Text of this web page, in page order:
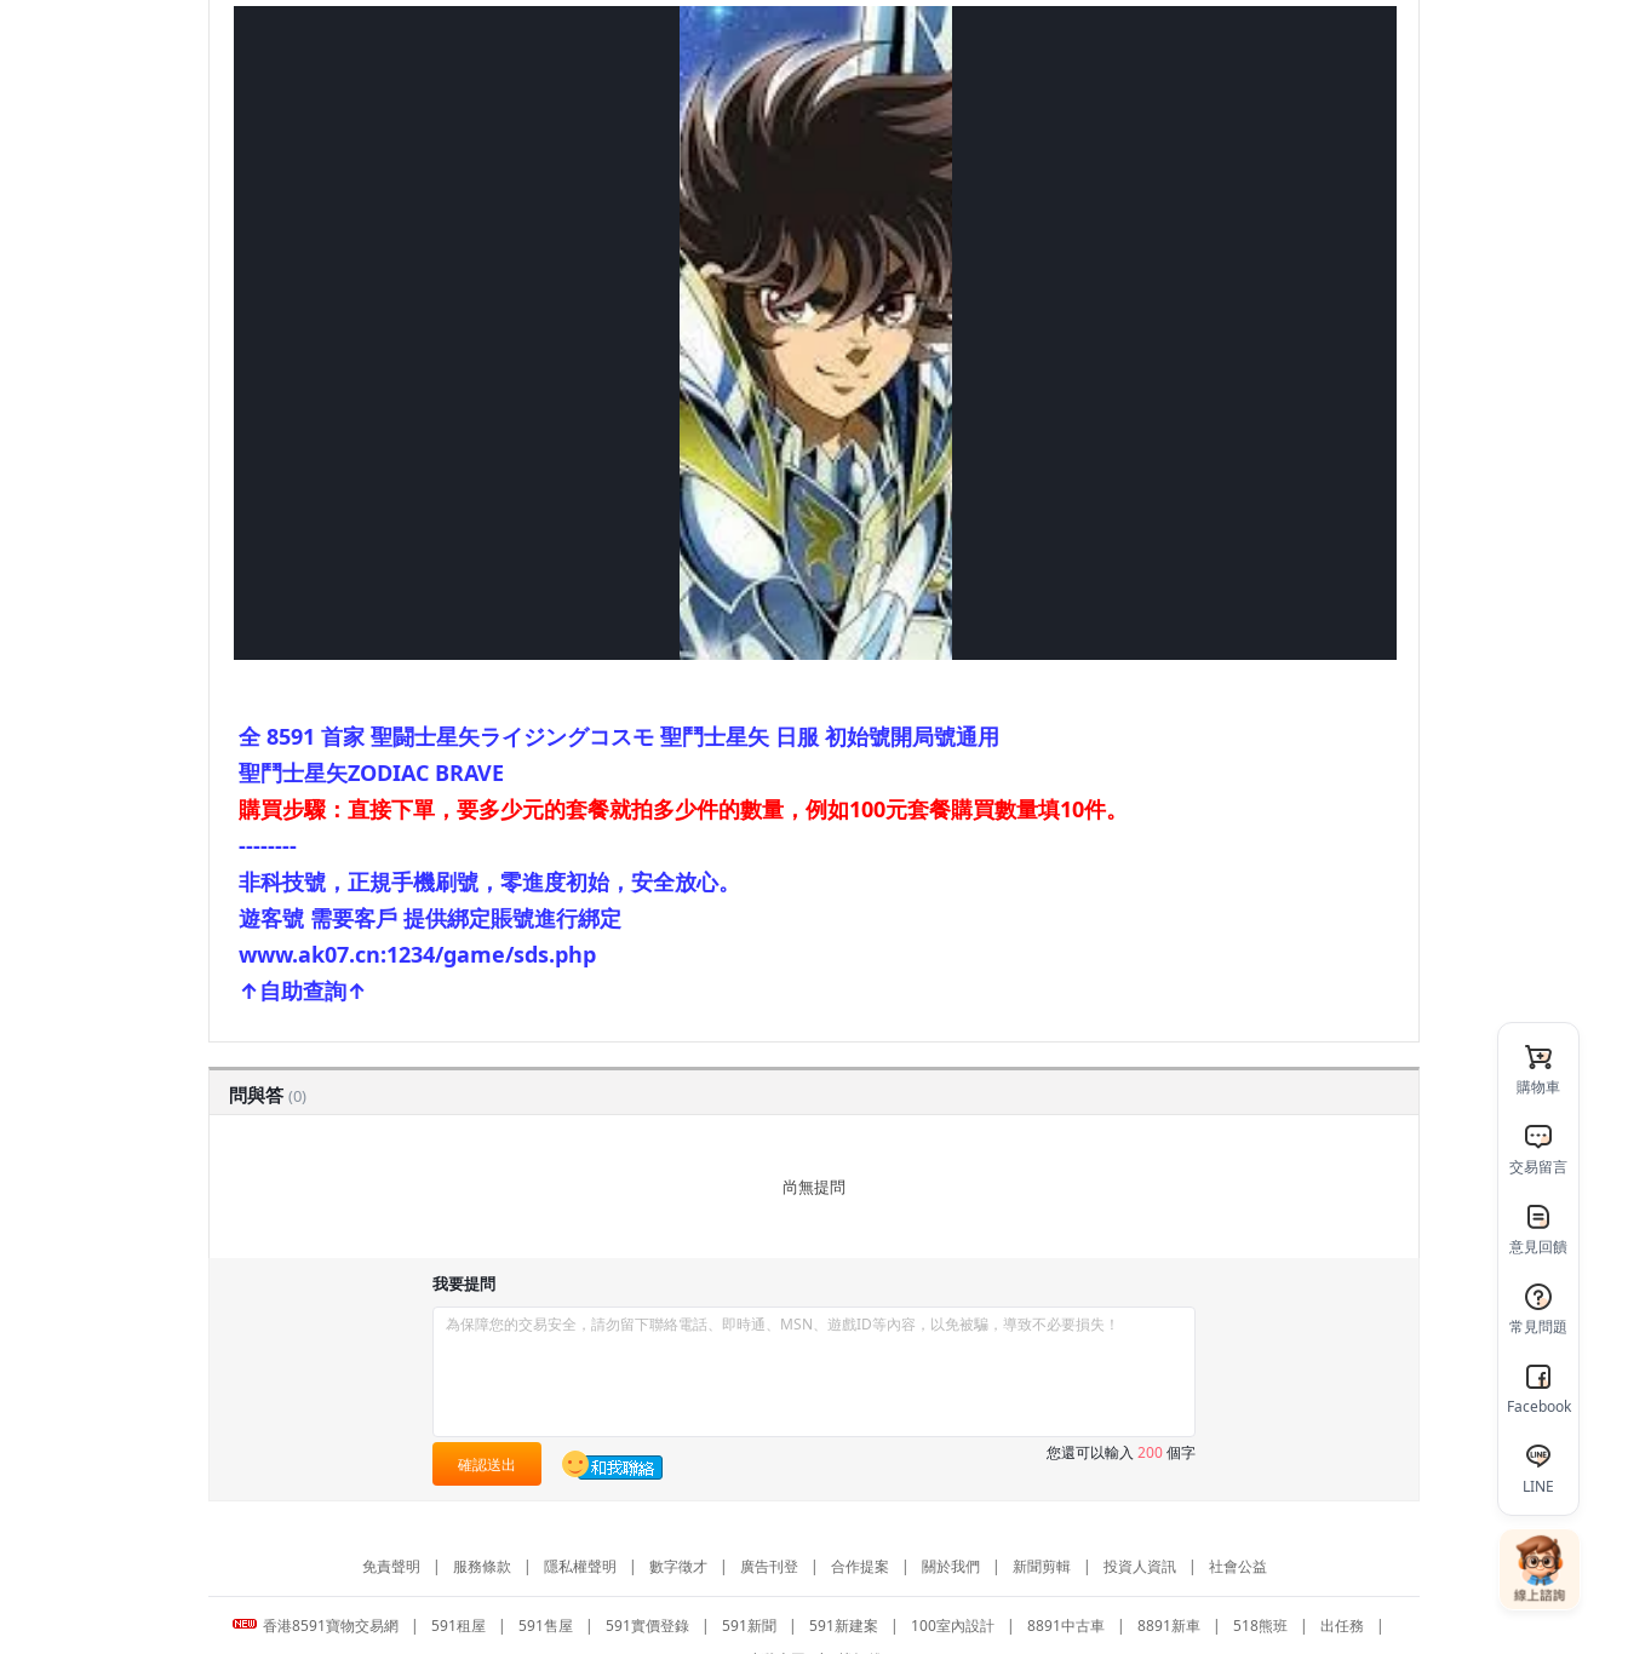
全 8591 首家 聖闘士星矢ライジングコスモ 聖鬥士星矢 日服 初始號開局號通用
聖鬥士星矢ZODIAC BRAVE
購買步驟：直接下單，要多少元的套餐就拍多少件的數量，例如100元套餐購買數量填10件。
--------
非科技號，正規手機刷號，零進度初始，安全放心。
遊客號 需要客戶 提供綁定賬號進行綁定
www.ak07.cn:1234/game/sds.php
↑自助查詢↑
問與答 (0)
尚無提問
我要提問
確認送出
您還可以輸入 200個字
購物車
交易留言
意見回饋
常見問題
Facebook
LINE
免責聲明 | 服務條款 | 隱私權聲明 | 數字徵才 | 廣告刊登 | 合作提案 | 關於我們 | 新聞剪輯 | 投資人資訊 | 社會公益
香港8591寶物交易網 | 591租屋 | 591售屋 | 591實價登錄 | 591新聞 | 591新建案 | 100室內設計 | 8891中古車 | 8891新車 | 518熊班 | 出任務
|